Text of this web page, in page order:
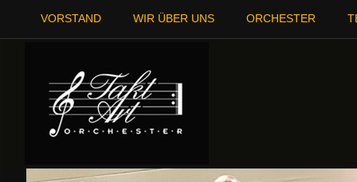
VORSTAND WIR ÜBER UNS ORCHESTER